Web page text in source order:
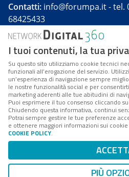
Contatti: info@forumpa.it- tel.
68425433
Forumpa.itè una
presso Registro della stampa
Reg. n. 182 del 2 maggio 2008
Stentella
FPA s.r.l. è società
Coordinamento da parte di
è un'azienda certificata per il
Codice Fiscale/Partita IVA n.
n. 1249791.
Mappa del
I tuoi contenuti, la tua
Su questo sito utilizziamo cookie tecnici
funzionali all’erogazione del servizio.
un’esperienza di navigazione sempre
le nostre funzionalità social e per
marketing aderenti alle tue abitudini di
Puoi esprimere il tuo consenso cliccando su
Chiudendo questa informativa, continui
Potrai sempre gestire le tue preferenze
e ottenere maggiori informazioni sui
COOKIE POLICY.
PIÙ